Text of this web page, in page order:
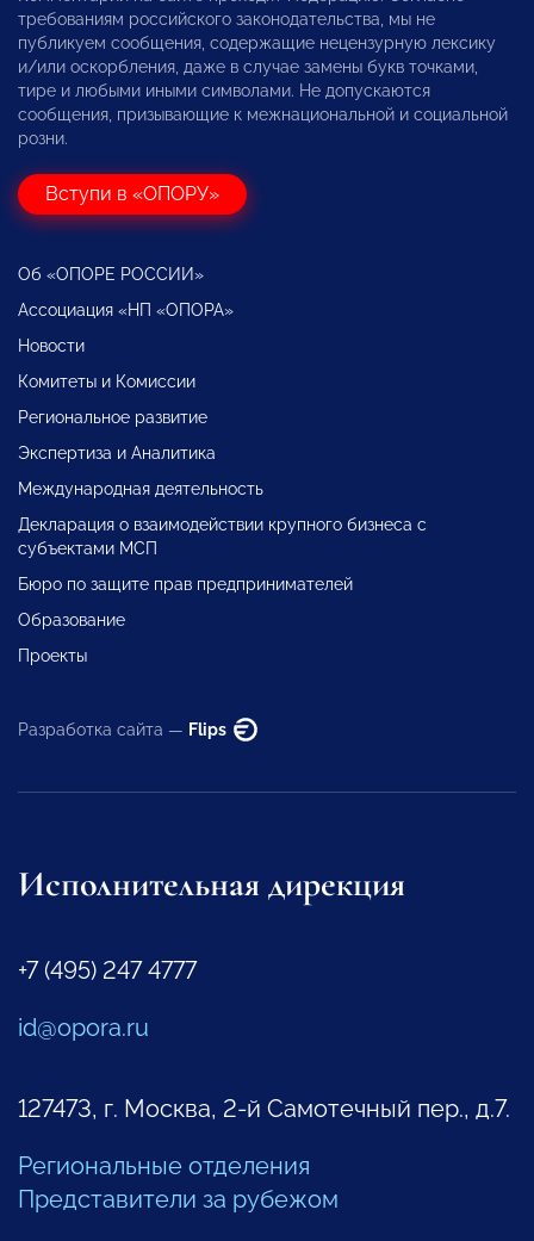
требованиям российского законодательства, мы не
публикуем сообщения, содержащие нецензурную лексику
и/или оскорбления, даже в случае замены букв точками,
тире и любыми иными символами. Не допускаются
сообщения, призывающие к межнациональной и социальной
розни.
Вступи в «ОПОРУ»
Об «ОПОРЕ РОССИИ»
Ассоциация «НП «ОПОРА»
Новости
Комитеты и Комиссии
Региональное развитие
Экспертиза и Аналитика
Международная деятельность
Декларация о взаимодействии крупного бизнеса с
субъектами МСП
Бюро по защите прав предпринимателей
Образование
Проекты
Разработка сайта — Flips
Исполнительная дирекция
+7 (495) 247 4777
id@opora.ru
127473, г. Москва, 2-й Самотечный пер., д.7.
Региональные отделения
Представители за рубежом